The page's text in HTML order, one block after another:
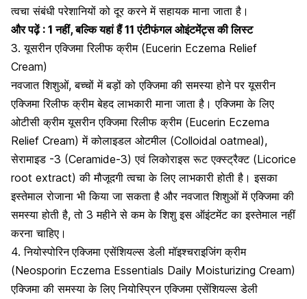
त्वचा संबंधी परेशानियों को दूर करने में सहायक माना जाता है।
और पढ़ें : 1 नहीं, बल्कि यहां हैं 11 एंटीफंगल ओइंटमेंट्स की लिस्ट
3. यूसरीन एक्जिमा रिलीफ क्रीम (Eucerin Eczema Relief
Cream)
नवजात शिशुओं, बच्चों में बड़ों को एक्जिमा की समस्या होने पर यूसरीन
एक्जिमा रिलीफ क्रीम बेहद लाभकारी माना जाता है। एक्जिमा के लिए
ओटीसी क्रीम यूसरीन एक्जिमा रिलीफ क्रीम (Eucerin Eczema
Relief Cream) में कोलाइडल ओटमील (Colloidal oatmeal),
सेरामाइड -3 (Ceramide-3) एवं लिकोराइस रूट एक्स्ट्रैक्ट (Licorice
root extract) की मौजूदगी त्वचा के लिए लाभकारी होती है। इसका
इस्तेमाल रोजाना भी किया जा सकता है और नवजात शिशुओं में एक्जिमा की
समस्या होती है, तो 3 महीने से कम के शिशु इस ऑइंटमेंट का इस्तेमाल नहीं
करना चाहिए।
4. नियोस्पोरिन एक्जिमा एसेंशियल्स डेली मॉइश्चराइजिंग क्रीम
(Neosporin Eczema Essentials Daily Moisturizing Cream)
एक्जिमा की समस्या के लिए नियोस्प्रिन एक्जिमा एसेंशियल्स डेली